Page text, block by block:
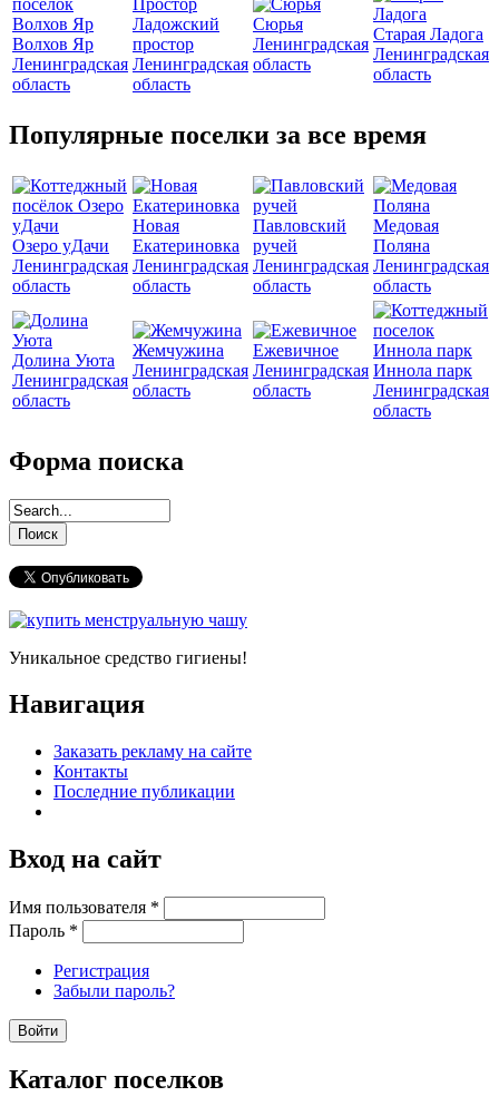
Волхов Яр
Ленинградская
область
Ладожский
простор
Ленинградская
область
Сюрья
Ленинградская
область
Старая Ладога
Ленинградская
область
Популярные поселки за все время
Озеро уДачи
Ленинградская
область
Новая
Екатериновка
Ленинградская
область
Павловский
ручей
Ленинградская
область
Медовая
Поляна
Ленинградская
область
Долина Уюта
Ленинградская
область
Жемчужина
Ленинградская
область
Ежевичное
Ленинградская
область
Иннола парк
Ленинградская
область
Форма поиска
Уникальное средство гигиены!
Навигация
Заказать рекламу на сайте
Контакты
Последние публикации
Вход на сайт
Имя пользователя *
Пароль *
Регистрация
Забыли пароль?
Каталог поселков